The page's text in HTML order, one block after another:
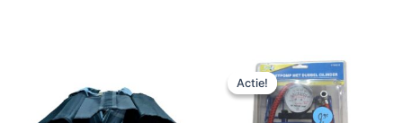
Actie!
Actie!
Oorspronkelijke
prijs
was:
€ 9,95.
Huidige
prijs
is:
€ 8,95.